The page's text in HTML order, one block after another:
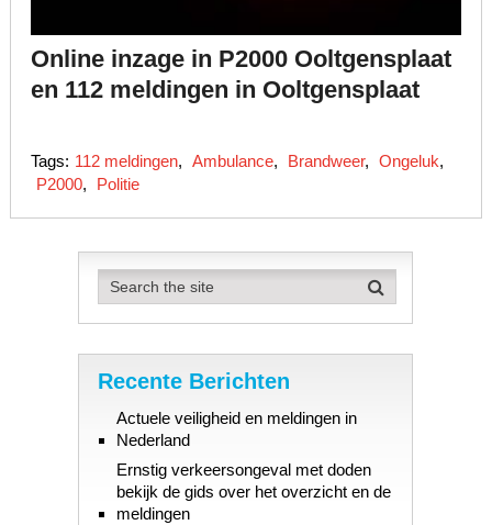
Online inzage in P2000 Ooltgensplaat
en 112 meldingen in Ooltgensplaat
Tags: 112 meldingen, Ambulance, Brandweer, Ongeluk,
P2000, Politie
Recente Berichten
Actuele veiligheid en meldingen in
Nederland
Ernstig verkeersongeval met doden
bekijk de gids over het overzicht en de
meldingen